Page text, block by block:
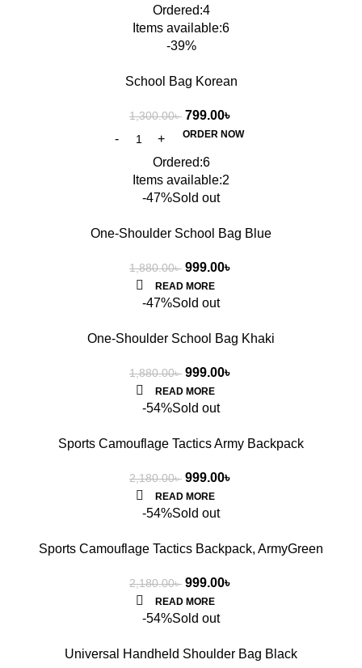
Ordered:4
Items available:6
-39%
School Bag Korean
1,300.00৳ 799.00৳
ORDER NOW
Ordered:6
Items available:2
-47%Sold out
One-Shoulder School Bag Blue
1,880.00৳ 999.00৳
READ MORE
-47%Sold out
One-Shoulder School Bag Khaki
1,880.00৳ 999.00৳
READ MORE
-54%Sold out
Sports Camouflage Tactics Army Backpack
2,180.00৳ 999.00৳
READ MORE
-54%Sold out
Sports Camouflage Tactics Backpack, ArmyGreen
2,180.00৳ 999.00৳
READ MORE
-54%Sold out
Universal Handheld Shoulder Bag Black